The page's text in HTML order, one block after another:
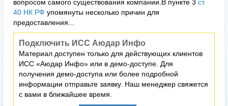
вопросом самого существования компании.В пункте 3 ст.
40 НК РФ упомянуты несколько причин для
предоставления...
Подключить ИСС Аюдар Инфо
Материал доступен только для действующих клиентов
ИСС «Аюдар Инфо» или в демо-доступе. Для
получения демо-доступа или более подробной
информации отправьте заявку. Наш менеджер свяжется
с вами в ближайшее время.